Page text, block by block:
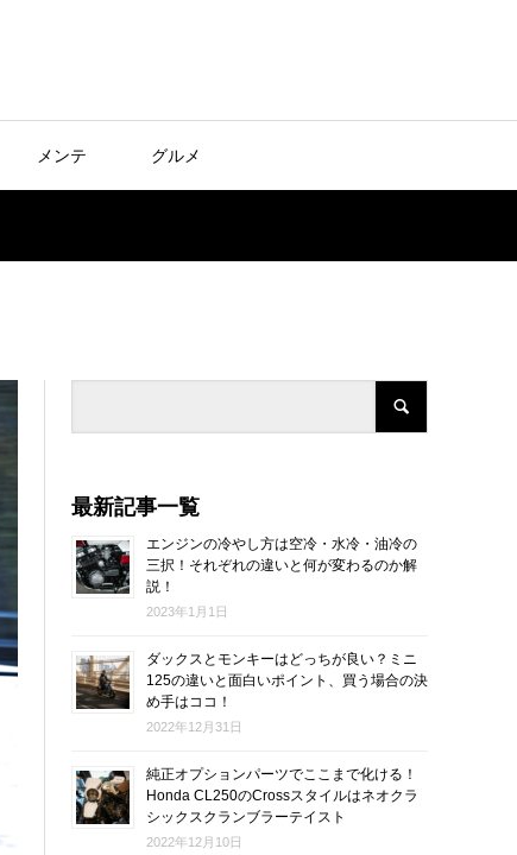
メンテ グルメ
最新記事一覧
エンジンの冷やし方は空冷・水冷・油冷の
三択！それぞれの違いと何が変わるのか解
説！
2023年1月1日
ダックスとモンキーはどっちが良い？ミニ
125の違いと面白いポイント、買う場合の決
め手はココ！
2022年12月31日
純正オプションパーツでここまで化ける！
Honda CL250のCrossスタイルはネオクラ
シックスクランブラーテイスト
2022年12月10日